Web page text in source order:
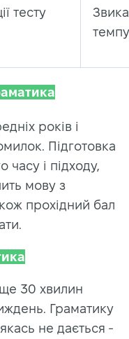
тесту
темпу
років і
Підготовка
часу і підходу,
мову з
прохідний бал
30 хвилин
Граматику
не дається -